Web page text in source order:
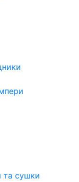
та сушки